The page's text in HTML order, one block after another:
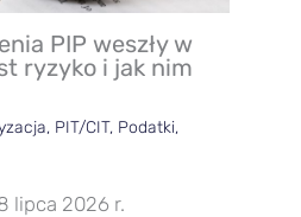
PIP weszły w
ryzyko i jak nim
, PIT/CIT, Podatki,
lipca 2026 r.